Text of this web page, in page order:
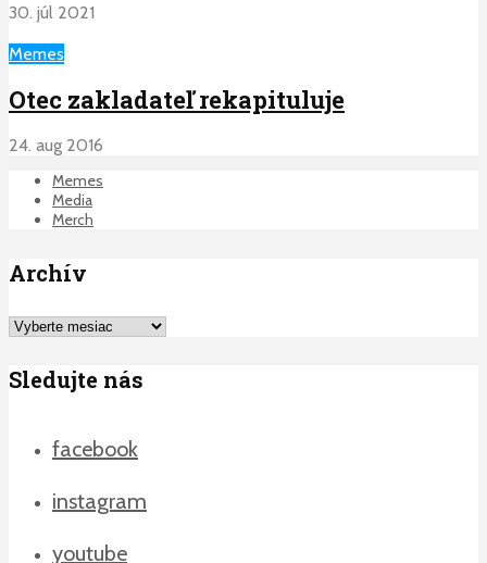
30. júl 2021
Memes
Otec zakladateľ rekapituluje
24. aug 2016
Memes
Media
Merch
Archív
Archív
Sledujte nás
facebook
instagram
youtube